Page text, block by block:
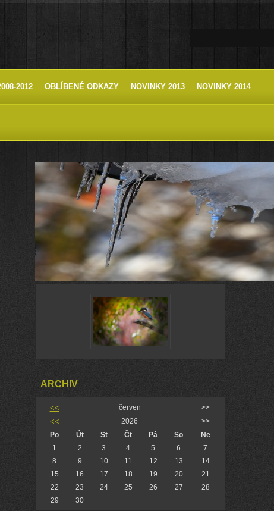
2012 OBLÍBENÉ ODKAZY NOVINKY 2013 NOVINKY 2014
RARITA NA JIŽNÍ MORAVĚ
DO SEDLECE A NA ZŘÍCENINU ZÁMEČKU INSEL A ZPĚT
ARCHIV
<< červen >>
<< 2026
>>
Po
Út St Čt Pá So
Ne
1
2 3 4 5 6
7
8
9 10 11 12 13
14
15
16 17 18 19 20
21
22
23 24 25 26 27
28
29
30